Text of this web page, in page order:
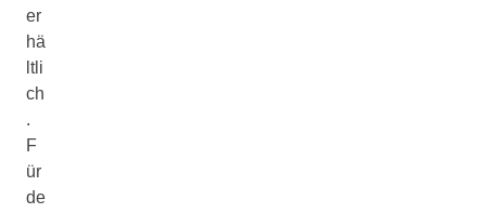
er
hä
ltli
ch
.
F
ür
de